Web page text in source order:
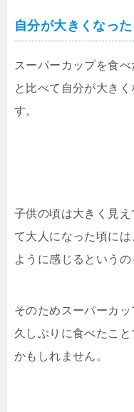
自分が大きくなった
スーパーカップを食
と比べて自分が大き
す。
子供の頃は大きく見
て大人になった頃に
ように感じるというの
そのためスーパーカ
久しぶりに食べたこ
かもしれません。